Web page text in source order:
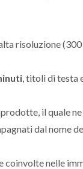
risoluzione
, titoli di testa
il quale
dal nome
coinvolte nelle